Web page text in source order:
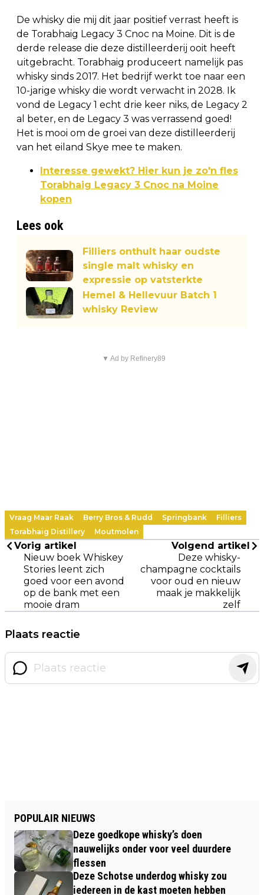
De whisky die mij dit jaar positief verrast heeft is
de Torabhaig Legacy 3 Cnoc na Moine. Dit is de
derde release die deze distilleerderij ooit heeft
uitgebracht. Torabhaig produceert namelijk pas
whisky sinds 2017. Het bedrijf werkt toe naar een
10-jarige whisky die wordt verwacht in 2028. Ik
vond de Legacy 1 echt drie keer niks, de Legacy 2
al beter, en de Legacy 3 was verrassend goed!
Het is mooi om de groei van deze distilleerderij
van het eiland Skye mee te maken.
Interesse gewekt? Hier kun je zo'n fles
Torabhaig Legacy 3 Cnoc na Moine
kopen
Lees ook
Filliers onthult haar oudste
single malt whisky en
expressie op vatsterkte
Hemel & Hellevuur Batch 1
whisky Review
▼ Ad by Refinery89
Vraag Maar Raak Berry Bros & Rudd Springbank
Filliers
Torabhaig Distillery
Moutmolen
Vorig artikel
Nieuw boek Whiskey
Stories leent zich
goed voor een avond
op de bank met een
mooie dram
Volgend artikel
Deze whisky-
champagne cocktails
voor oud en nieuw
maak je makkelijk
zelf
Plaats reactie
POPULAIR NIEUWS
Deze goedkope whisky’s doen
nauwelijks onder voor veel duurdere
flessen
Deze Schotse underdog whisky zou
iedereen in de kast moeten hebben